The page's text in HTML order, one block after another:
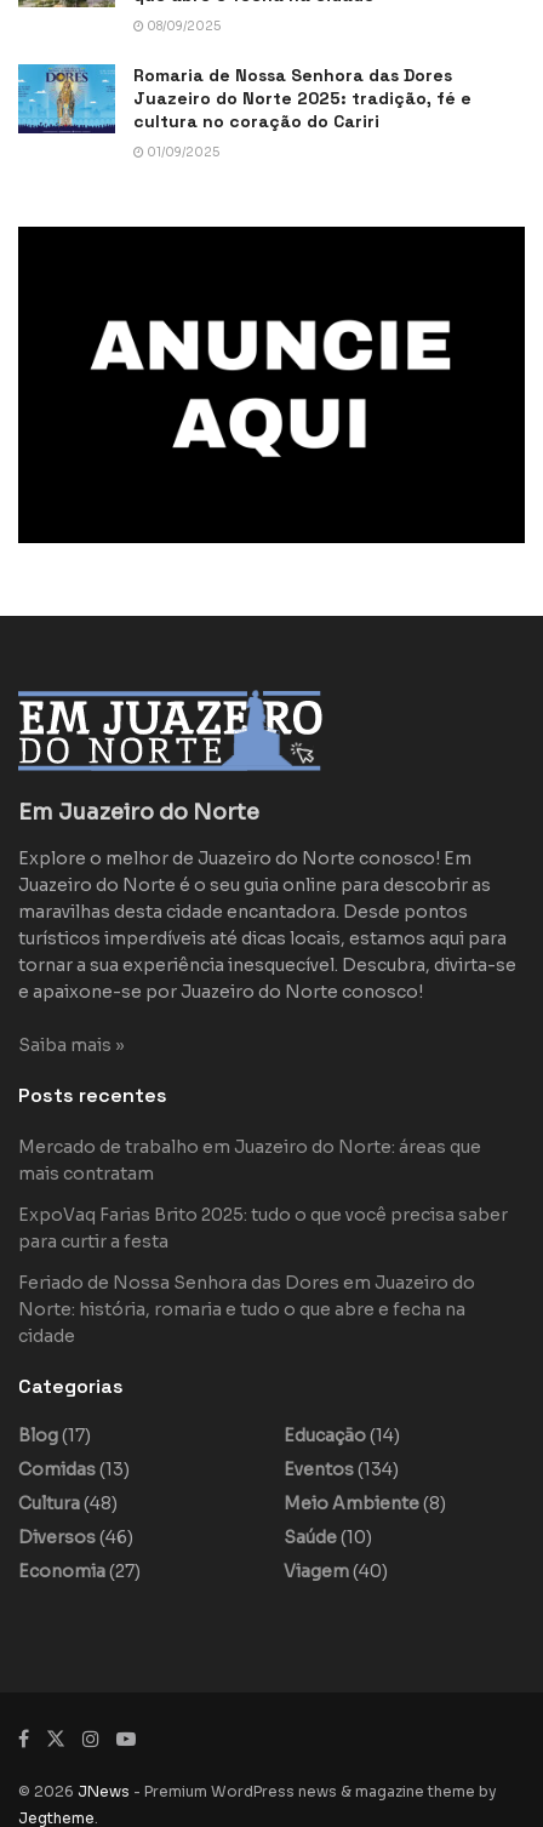
08/09/2025
Romaria de Nossa Senhora das Dores
Juazeiro do Norte 2025: tradição, fé e
cultura no coração do Cariri
01/09/2025
Em Juazeiro do Norte
Explore o melhor de Juazeiro do Norte conosco! Em
Juazeiro do Norte é o seu guia online para descobrir as
maravilhas desta cidade encantadora. Desde pontos
turísticos imperdíveis até dicas locais, estamos aqui para
tornar a sua experiência inesquecível. Descubra, divirta-se
e apaixone-se por Juazeiro do Norte conosco!
Saiba mais »
Posts recentes
Mercado de trabalho em Juazeiro do Norte: áreas que
mais contratam
ExpoVaq Farias Brito 2025: tudo o que você precisa saber
para curtir a festa
Feriado de Nossa Senhora das Dores em Juazeiro do
Norte: história, romaria e tudo o que abre e fecha na
cidade
Categorias
Blog(17)
Comidas(13)
Cultura(48)
Diversos(46)
Economia(27)
Educação(14)
Eventos(134)
Meio Ambiente(8)
Saúde(10)
Viagem(40)
© 2026 JNews - Premium WordPress news & magazine theme by
Jegtheme